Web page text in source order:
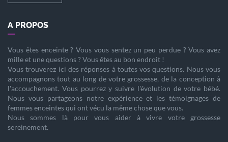
A PROPOS
Vous êtes enceinte? Vous vous sentez un peu perdue ? Vous avez
mille et une questions ? Vous êtes au bon endroit !
Vous trouverez ici des réponses à toutes vos questions. Nous vous
accompagnons tout au long de votre grossesse, de la conception à
l'accouchement. Vous pourrez y suivre l'évolution de votre bébé.
Nous vous partageons notre expérience et les témoignages de
femmes enceintes qui ont vécu la même chose que vous.
Nous sommes là pour vous aider à vivre votre grossesse
sereinement.